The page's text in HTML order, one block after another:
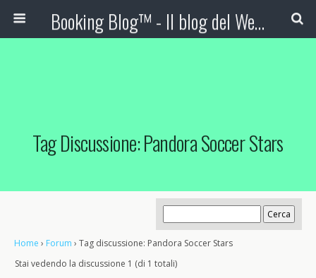
Booking Blog™ - Il blog del Web Marketing Turistico
Tag Discussione: Pandora Soccer Stars
Home › Forum › Tag discussione: Pandora Soccer Stars
Stai vedendo la discussione 1 (di 1 totali)